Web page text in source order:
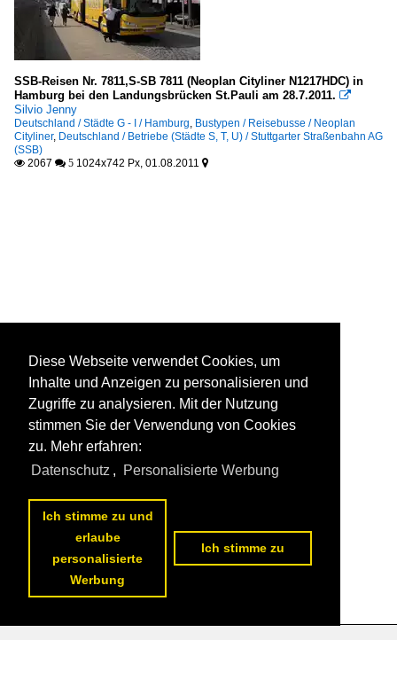
SSB-Reisen Nr. 7811,S-SB 7811 (Neoplan Cityliner N1217HDC) in
Hamburg bei den Landungsbrücken St.Pauli am 28.7.2011. 
Silvio Jenny
Deutschland / Städte G - I / Hamburg, Bustypen / Reisebusse / Neoplan
Cityliner, Deutschland / Betriebe (Städte S, T, U) / Stuttgarter Straßenbahn AG
(SSB)
 2067  5 1024x742 Px, 01.08.2011 
Diese Webseite verwendet Cookies, um
Inhalte und Anzeigen zu personalisieren und
Zugriffe zu analysieren. Mit der Nutzung
stimmen Sie der Verwendung von Cookies
zu. Mehr erfahren:
Datenschutz , Personalisierte Werbung
Ich stimme zu und
erlaube
personalisierte
Werbung
Ich stimme zu